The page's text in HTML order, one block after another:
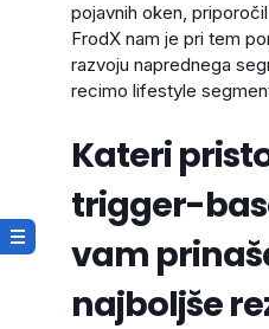
pojavnih oken,
FrodX nam je pri tem
razvoju naprednega
recimo lifestyle
Kateri
trigger-
vam
najboljše